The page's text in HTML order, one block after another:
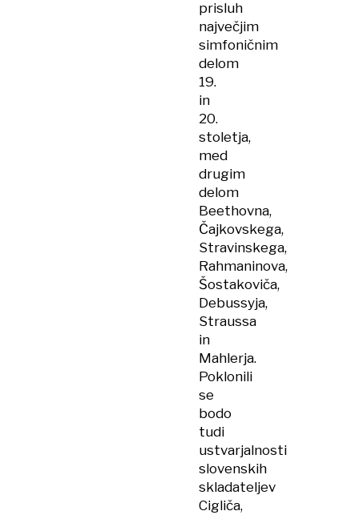
prisluh
največjim
simfoničnim
delom
19.
in
20.
stoletja,
med
drugim
delom
Beethovna,
Čajkovskega,
Stravinskega,
Rahmaninova,
Šostakoviča,
Debussyja,
Straussa
in
Mahlerja.
Poklonili
se
bodo
tudi
ustvarjalnosti
slovenskih
skladateljev
Cigliča,